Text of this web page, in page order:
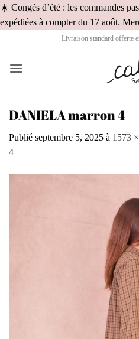
☀️ Congés d’été : les commandes
expédiées à compter du 17 août.
Livraison standard offerte
DANIELA marron 4
Publié septembre 5, 2025 à 1573
4